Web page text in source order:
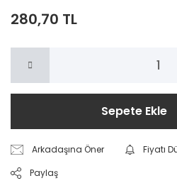
280,70 TL
Sepete Ekle
Arkadaşına Öner
Fiyatı
Paylaş